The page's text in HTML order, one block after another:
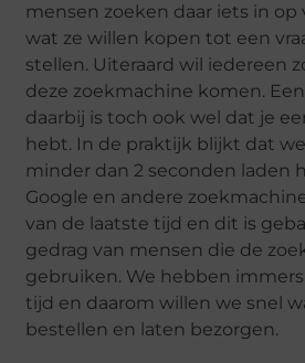
mensen zoeken daar iets in
wat ze willen kopen tot een
stellen. Uiteraard wil iedereen
deze zoekmachine komen.
daarbij is toch ook wel dat je
hebt. In de praktijk blijkt dat
minder dan 2 seconden laden
Google en andere
van de laatste tijd en dit is
gedrag van mensen die de
gebruiken. We hebben
tijd en daarom willen we snel
bestellen en laten bezorgen.